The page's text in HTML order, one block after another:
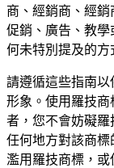
商、經銷商、經
促銷、廣告、教
何未特別提及的方
請遵循這些指南
形象。使用羅技
者，您不會妨礙
任何地方對該商標
濫用羅技商標，